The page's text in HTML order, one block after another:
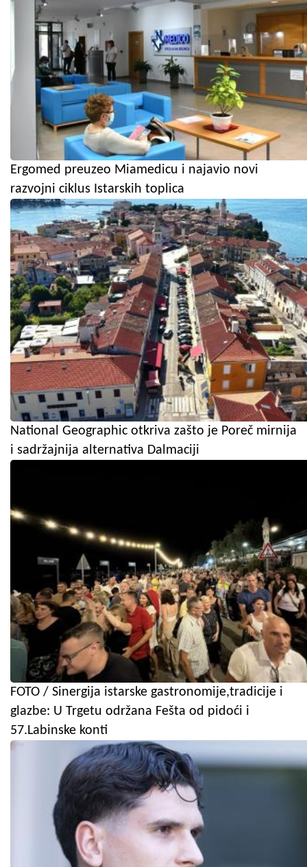
Ergomed preuzeo Miamedicu i najavio novi
razvojni ciklus Istarskih toplica
National Geographic otkriva zašto je Poreč mirnija
i sadržajnija alternativa Dalmaciji
FOTO / Sinergija istarske gastronomije,tradicije i
glazbe: U Trgetu održana Fešta od pidoći i
57.Labinske konti